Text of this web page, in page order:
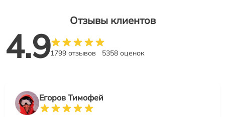
Отзывы клиентов
4.91799 отзывов 5358 оценок
Егоров Тимофей